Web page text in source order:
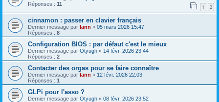
Réponses : 11 1 2
cinnamon : passer en clavier français
Dernier message par lann « 05 mars 2026 15:47
Réponses : 8
Configuration BIOS : par défaut c'est le mieux
Dernier message par Otyugh « 14 févr. 2026 23:44
Réponses : 2
Contacter des orgas pour se faire connaître
Dernier message par lann « 12 févr. 2026 22:03
Réponses : 1
GLPi pour l'asso ?
Dernier message par Otyugh « 08 févr. 2026 23:52